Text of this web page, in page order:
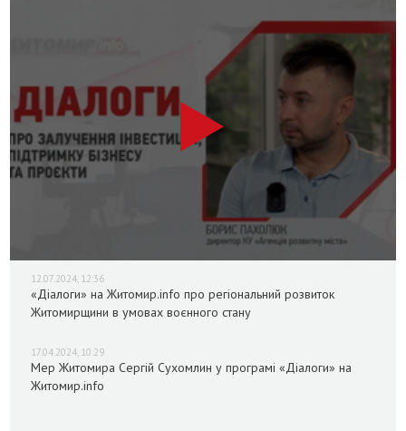
12.07.2024, 12:36
«Діалоги» на Житомир.info про регіональний розвиток
Житомирщини в умовах воєнного стану
17.04.2024, 10:29
Мер Житомира Сергій Сухомлин у програмі «Діалоги» на
Житомир.info